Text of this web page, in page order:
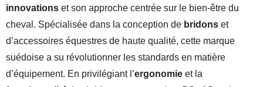
innovations et son approche centrée sur le bien-être du
cheval. Spécialisée dans la conception de bridons et
d’accessoires équestres de haute qualité, cette marque
suédoise a su révolutionner les standards en matière
d’équipement. En privilégiant l’ergonomie et la